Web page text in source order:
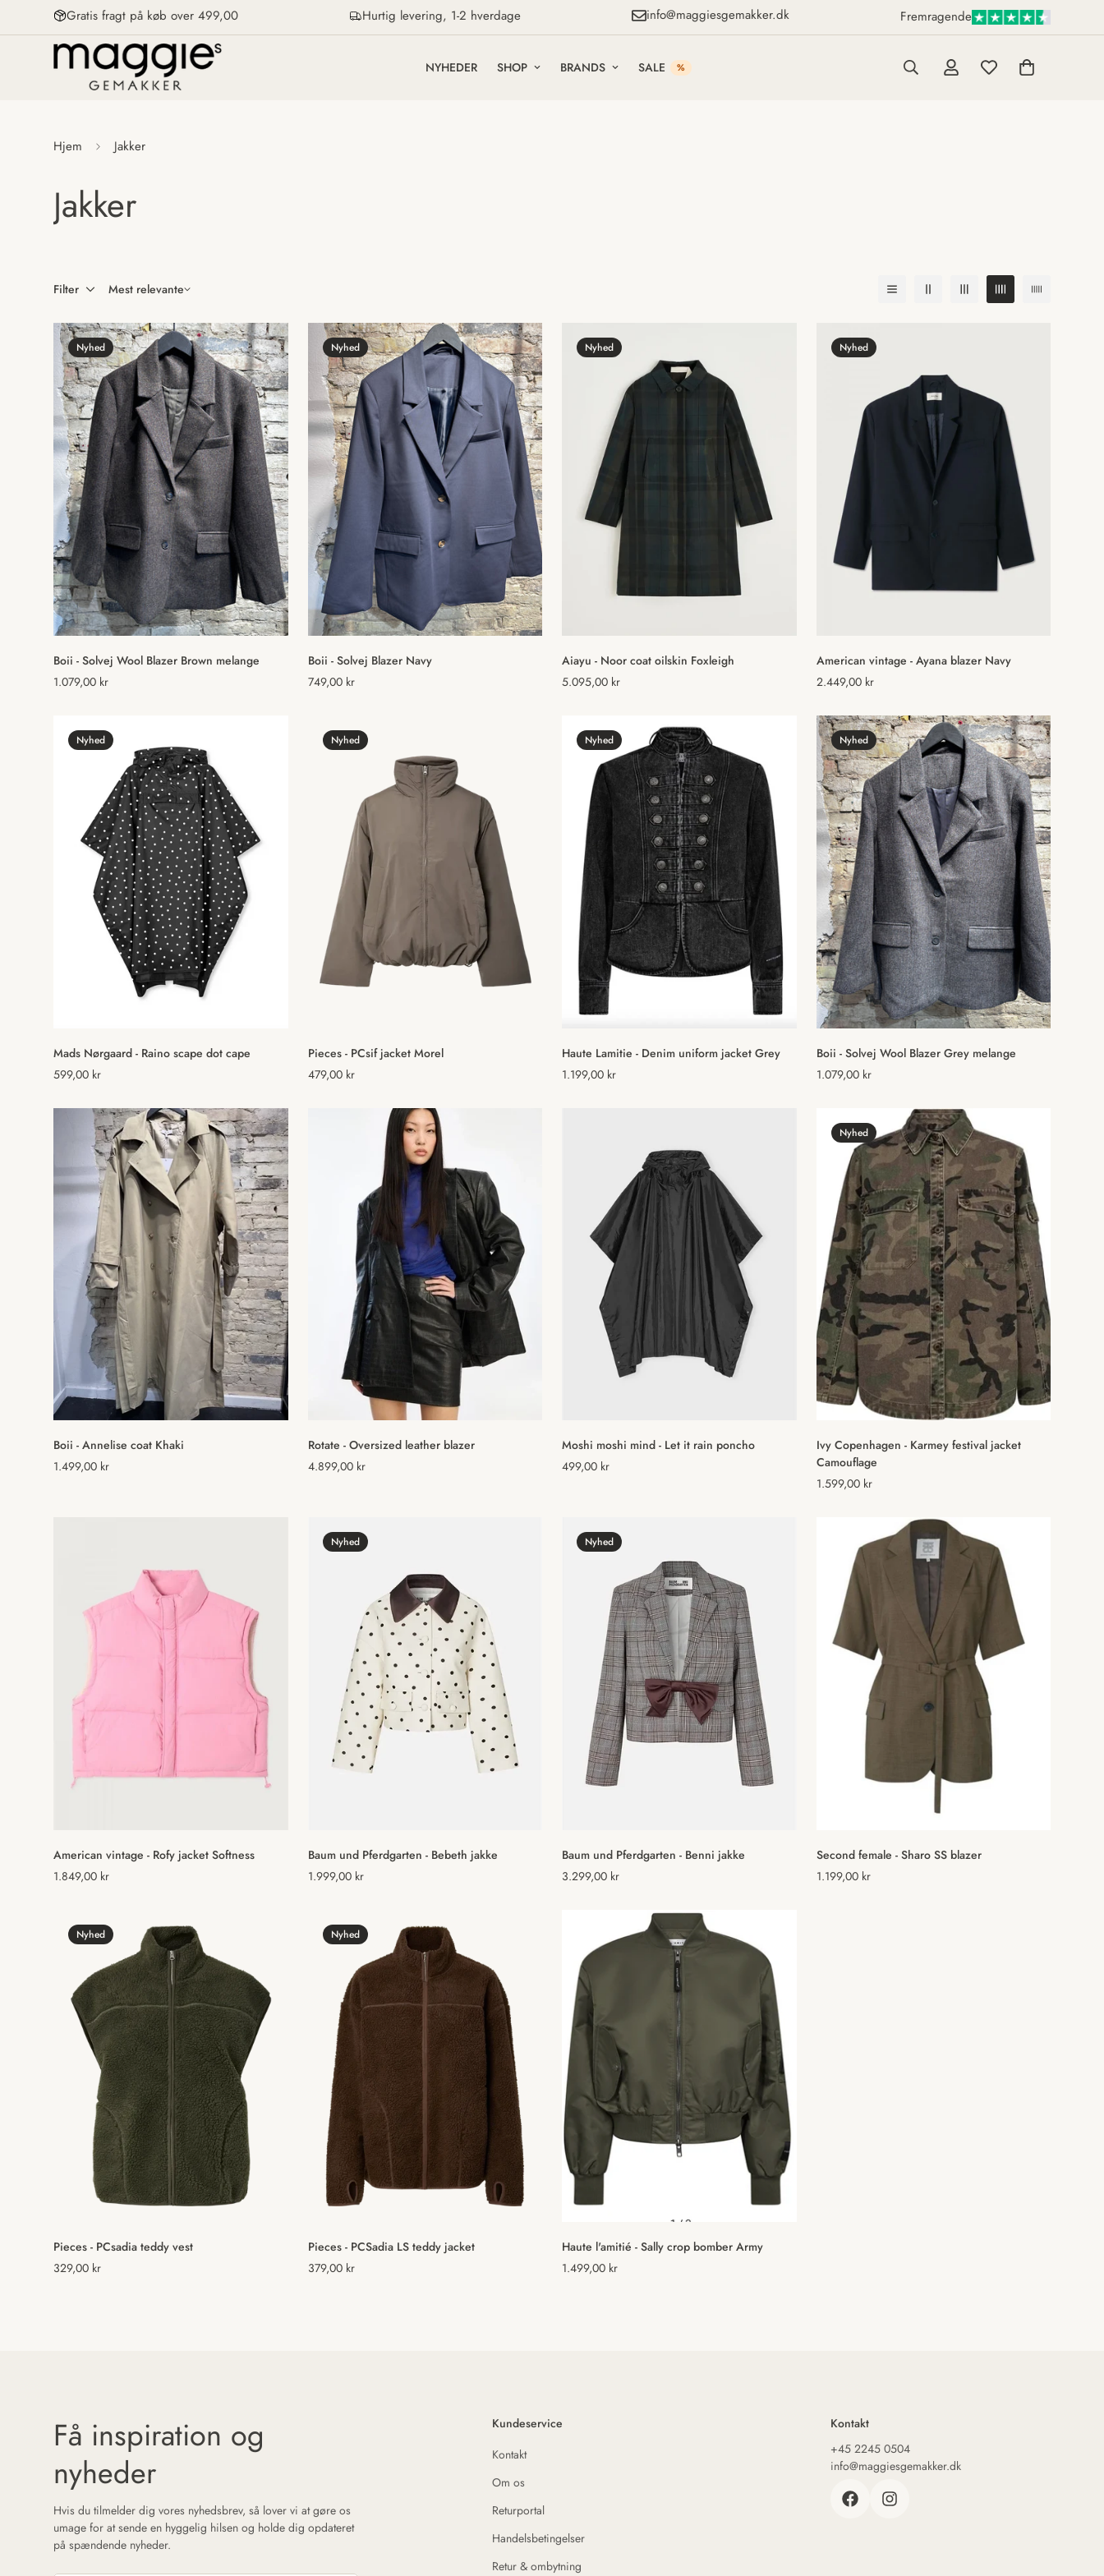
Gratis fragt på køb over 499,00 Hurtig levering, 1-2 hverdage info@maggiesgemakker.dk Fremragende
NYHEDER SHOP BRANDS SALE %
Hjem Jakker
Jakker
Filter Mest relevante
Nyhed
Vælg muligheder
Boii - Solvej Wool Blazer Brown melange
Normal
1.079,00 kr
Nyhed
Vælg muligheder
Boii - Solvej Blazer Navy
Normal
749,00 kr
Nyhed
Vælg muligheder
Aiayu - Noor coat oilskin Foxleigh
Normal
5.095,00 kr
Nyhed
Hurtig tilføjelse
American vintage - Ayana blazer Navy
Normal
2.449,00 kr
Nyhed
Hurtig tilføjelse
Mads Nørgaard - Raino scape dot cape
Normal
599,00 kr
Nyhed
Vælg muligheder
Pieces - PCsif jacket Morel
Normal
479,00 kr
Nyhed
Vælg muligheder
Haute Lamitie - Denim uniform jacket Grey
Normal
1.199,00 kr
Nyhed
Vælg muligheder
Boii - Solvej Wool Blazer Grey melange
Normal
1.079,00 kr
Hurtig tilføjelse
Boii - Annelise coat Khaki
Normal
1.499,00 kr
Vælg muligheder
Rotate - Oversized leather blazer
Normal
4.899,00 kr
Hurtig tilføjelse
Moshi moshi mind - Let it rain poncho
Normal
499,00 kr
Nyhed
Vælg muligheder
Ivy Copenhagen - Karmey festival jacket
Camouflage
Normal
1.599,00 kr
Vælg muligheder
American vintage - Rofy jacket Softness
Normal
1.849,00 kr
Nyhed
Vælg muligheder
Baum und Pferdgarten - Bebeth jakke
Normal
1.999,00 kr
Nyhed
Vælg muligheder
Baum und Pferdgarten - Benni jakke
Normal
3.299,00 kr
Vælg muligheder
Second female - Sharo SS blazer
Normal
1.199,00 kr
Nyhed
Vælg muligheder
Pieces - PCsadia teddy vest
Normal
329,00 kr
Nyhed
Vælg muligheder
Pieces - PCSadia LS teddy jacket
Normal
379,00 kr
Vælg muligheder
Haute l'amitié - Sally crop bomber Army
Normal
1.499,00 kr
Få inspiration og
nyheder
Hvis du tilmelder dig vores nyhedsbrev, så lover vi at gøre os
umage for at sende en hyggelig hilsen og holde dig opdateret
på spændende nyheder.
Kundeservice
Kontakt
Om os
Returportal
Handelsbetingelser
Retur & ombytning
Kontakt
+45 2245 0504
info@maggiesgemakker.dk